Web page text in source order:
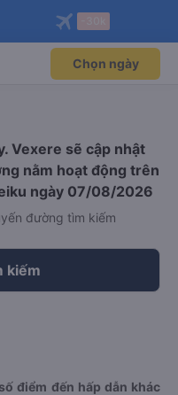
độc
Mở app
bay qua
Mở app
Chọn ngày
Vexere sẽ cập nhật
nằm hoạt động trên
ngày 07/08/2026
đường tìm kiếm
kiếm
điểm đến hấp dẫn khác